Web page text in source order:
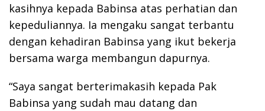
kasihnya kepada Babinsa atas perhatian dan
kepeduliannya. Ia mengaku sangat terbantu
dengan kehadiran Babinsa yang ikut bekerja
bersama warga membangun dapurnya.
“Saya sangat berterimakasih kepada Pak
Babinsa yang sudah mau datang dan